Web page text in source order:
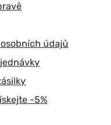
údajů
-5%